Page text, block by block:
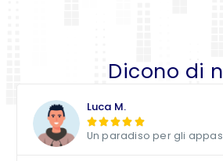
Dicono di
Luca M.
 
Un paradiso per gli